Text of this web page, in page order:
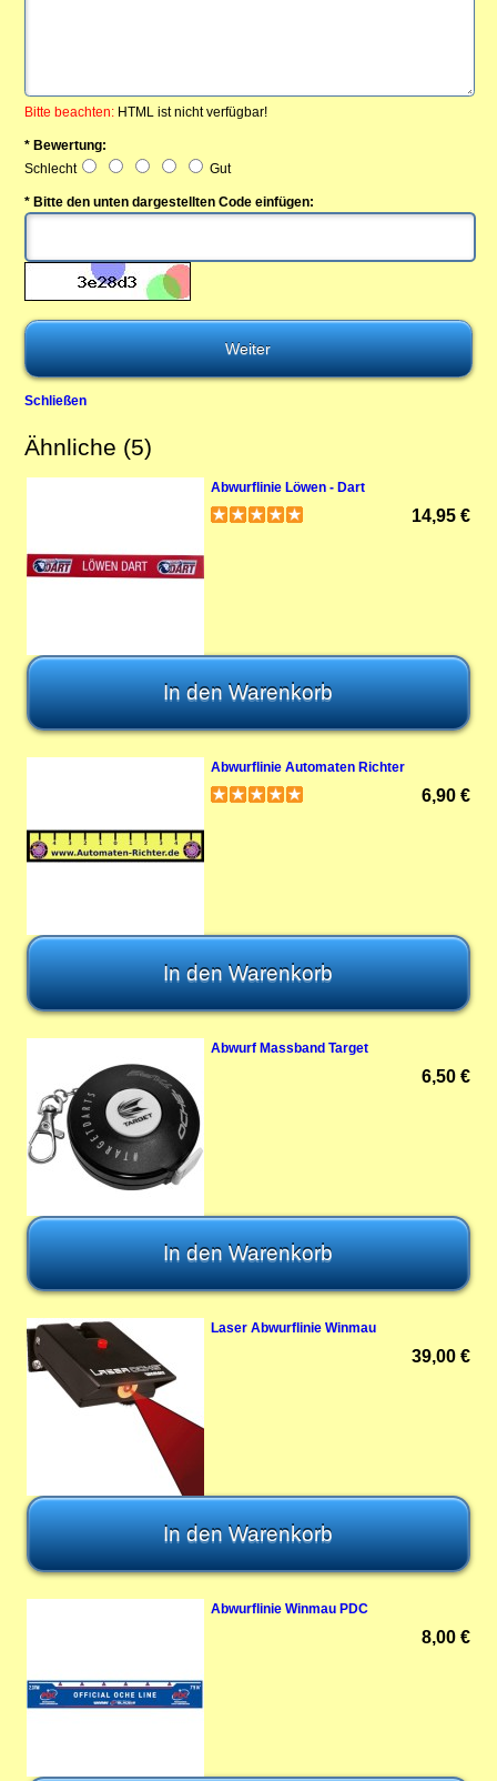
Bitte beachten: HTML ist nicht verfügbar!
* Bewertung:
Schlecht
Gut
* Bitte den unten dargestellten Code einfügen:
Schließen
Ähnliche (5)
Abwurflinie Löwen - Dart
14,95 €
Abwurflinie Automaten Richter
6,90 €
Abwurf Massband Target
6,50 €
Laser Abwurflinie Winmau
39,00 €
Abwurflinie Winmau PDC
8,00 €